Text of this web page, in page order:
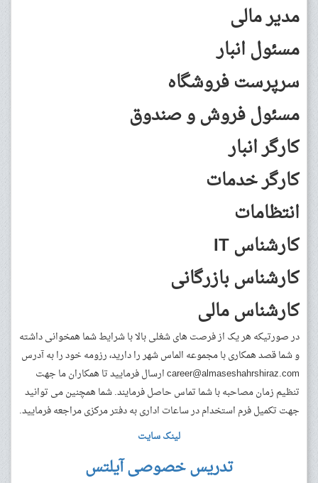
مدیر مالی
مسئول انبار
سرپرست فروشگاه
مسئول فروش و صندوق
کارگر انبار
کارگر خدمات
انتظامات
کارشناس IT
کارشناس بازرگانی
کارشناس مالی
در صورتیکه هر یک از فرصت های شغلی بالا با شرایط شما همخوانی داشته
و شما قصد همکاری با مجموعه الماس شهر را دارید، رزومه خود را به آدرس
career@almaseshahrshiraz.comارسال فرمایید تا همکاران ما جهت
تنظیم زمان مصاحبه با شما تماس حاصل فرمایند. شما همچنین می توانید
جهت تکمیل فرم استخدام در ساعات اداری به دفتر مرکزی مراجعه فرمایید.
لینک سایت
تدریس خصوصی آیلتس